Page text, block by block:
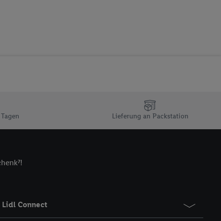
Lieferung an Packstation
Lidl Connect
Online-Kennung
verwenden
E-Mail-
Technologie in
und einer
Kennung
zu erfassen.
Dritten betrieben
generell zu